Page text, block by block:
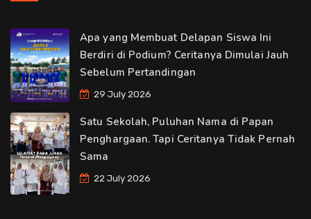
Apa yang Membuat Delapan Siswa Ini
Berdiri di Podium? Ceritanya Dimulai Jauh
Sebelum Pertandingan
29 July 2026
Satu Sekolah, Puluhan Nama di Papan
Penghargaan. Tapi Ceritanya Tidak Pernah
Sama
22 July 2026